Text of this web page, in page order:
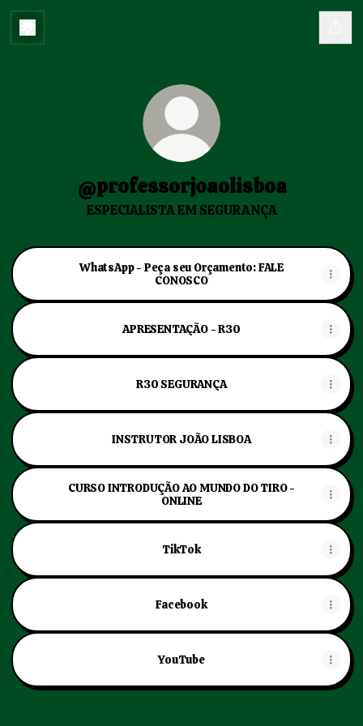
@professorjoaolisboa
ESPECIALISTA EM SEGURANÇA
WhatsApp - Peça seu Orçamento: FALE
CONOSCO
APRESENTAÇÃO - R30
R30 SEGURANÇA
INSTRUTOR JOÃO LISBOA
CURSO INTRODUÇÃO AO MUNDO DO TIRO -
ONLINE
TikTok
Facebook
YouTube